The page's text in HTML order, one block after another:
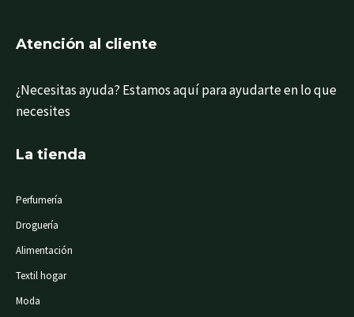
Atención al cliente
¿Necesitas ayuda? Estamos aquí para ayudarte en lo que
necesites
La tienda
Perfumería
Droguería
Alimentación
Textil hogar
Moda